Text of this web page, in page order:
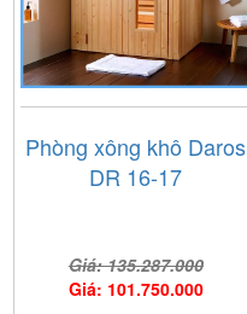
Phòng xông khô Daros
DR 16-17
Giá: 135.287.000
Giá: 101.750.000